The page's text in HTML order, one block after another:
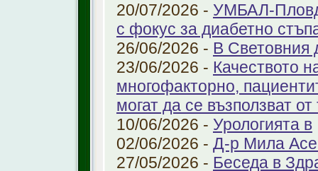
20/07/2026 - УМБАЛ-
с фокус за диабетно
26/06/2026 - В Световния
23/06/2026 - Качеството
многофакторно,
могат да се възползват от
10/06/2026 - Урологията в
02/06/2026 - Д-р Мила
27/05/2026 - Беседа в